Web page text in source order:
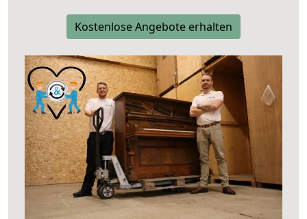
Kostenlose Angebote erhalten